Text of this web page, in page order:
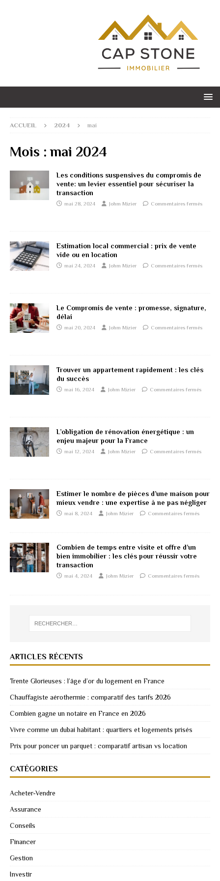
ACCUEIL 2024 mai
Mois :mai 2024
Les conditions suspensives du compromis de
vente: un levier essentiel pour sécuriser la
transaction
mai 28, 2024 Johm Mizier Commentaires fermés
Estimation local commercial : prix de vente
vide ou en location
mai 24, 2024 Johm Mizier Commentaires fermés
Le Compromis de vente : promesse, signature,
délai
mai 20, 2024 Johm Mizier Commentaires fermés
Trouver un appartement rapidement : les clés
du succès
mai 16, 2024 Johm Mizier Commentaires fermés
L’obligation de rénovation énergétique : un
enjeu majeur pour la France
mai 12, 2024 Johm Mizier Commentaires fermés
Estimer le nombre de pièces d’une maison pour
mieux vendre : une expertise à ne pas négliger
mai 8, 2024 Johm Mizier Commentaires fermés
Combien de temps entre visite et offre d’un
bien immobilier : les clés pour réussir votre
transaction
mai 4, 2024 Johm Mizier Commentaires fermés
ARTICLES RÉCENTS
Trente Glorieuses : l’âge d’or du logement en France
Chauffagiste aérothermie : comparatif des tarifs 2026
Combien gagne un notaire en France en 2026
Vivre comme un dubai habitant : quartiers et logements prisés
Prix pour poncer un parquet : comparatif artisan vs location
CATÉGORIES
Acheter-Vendre
Assurance
Conseils
Financer
Gestion
Investir